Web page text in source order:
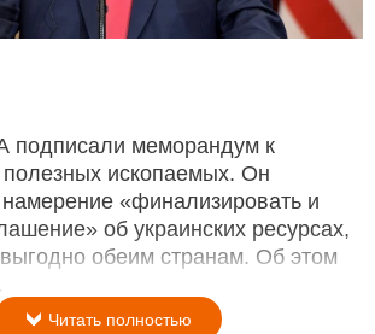
подписали меморандум к
ископаемых. Он
«финализировать и
об украинских ресурсах,
выгодно обеим странам. Об этом
Читать полностью